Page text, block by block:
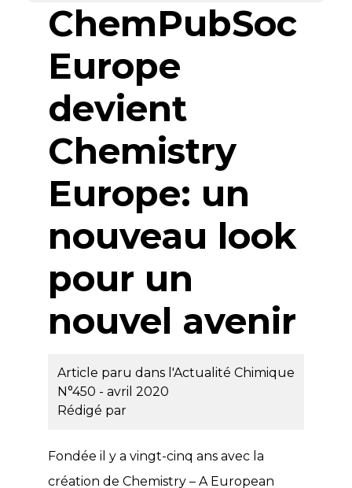
ChemPubSoc
Europe
devient
Chemistry
Europe: un
nouveau look
pour un
nouvel avenir
Article paru dans l'Actualité Chimique
N°450 - avril 2020
Rédigé par
Fondée il y a vingt-cinq ans avec la
création de Chemistry – A European